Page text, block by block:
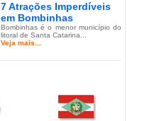
7 Atrações Imperdíveis
em Bombinhas
Bombinhas é o menor município do
litoral de Santa Catarina...
Veja mais...
de Balneário Camboriú e
Balneário Camboriú é um passeio